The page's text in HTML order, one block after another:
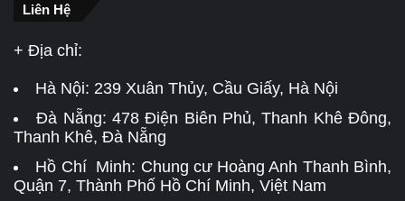
Liên Hệ
+ Địa chỉ:
Hà Nội: 239 Xuân Thủy, Cầu Giấy, Hà Nội
Đà Nẵng:478 Điện Biên Phủ, Thanh Khê Đông,
Thanh Khê, Đà Nẵng
Hồ Chí Minh: Chung cư Hoàng Anh Thanh Bình,
Quận 7, Thành Phố Hồ Chí Minh, Việt Nam